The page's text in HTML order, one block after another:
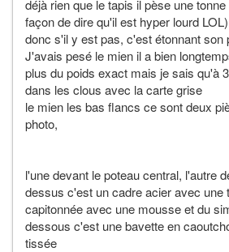
déjà rien que le tapis il pèse une
façon de dire qu'il est hyper lourd LOL)
donc s'il y est pas, c'est étonnant son
J'avais pesé le mien il a bien
plus du poids exact mais je sais qu'à
dans les clous avec la carte grise
le mien les bas flancs ce sont deux
photo,
l'une devant le poteau central, l'autre
dessus c'est un cadre acier avec une
capitonnée avec une mousse et du
dessous c'est une bavette en
tissée